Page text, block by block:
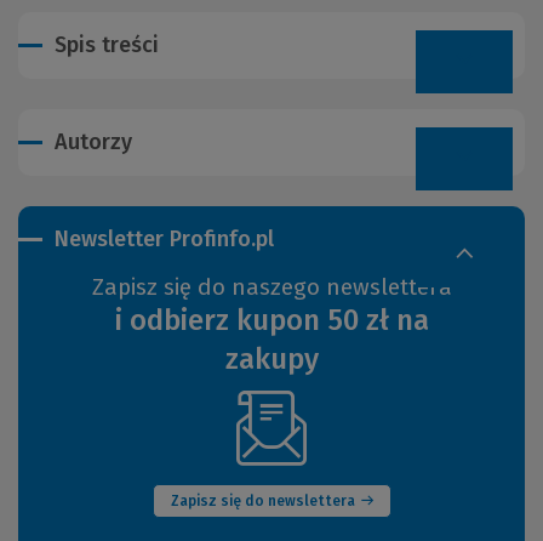
Spis treści
Autorzy
Newsletter Profinfo.pl
Zapisz się do naszego newslettera
i odbierz kupon 50 zł na
zakupy
Zapisz się do newslettera
(Nowe
okno)